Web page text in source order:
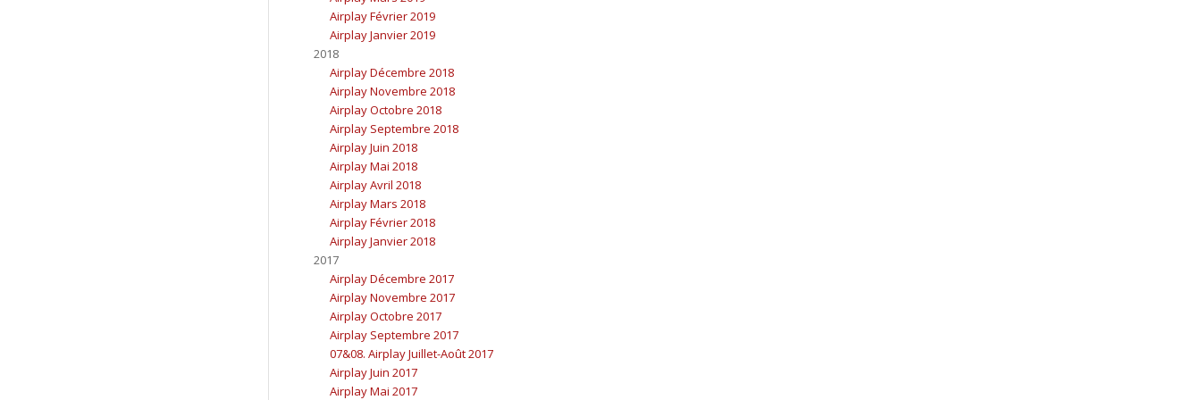
Airplay Février 2019
Airplay Janvier 2019
2018
Airplay Décembre 2018
Airplay Novembre 2018
Airplay Octobre 2018
Airplay Septembre 2018
Airplay Juin 2018
Airplay Mai 2018
Airplay Avril 2018
Airplay Mars 2018
Airplay Février 2018
Airplay Janvier 2018
2017
Airplay Décembre 2017
Airplay Novembre 2017
Airplay Octobre 2017
Airplay Septembre 2017
07&08. Airplay Juillet-Août 2017
Airplay Juin 2017
Airplay Mai 2017